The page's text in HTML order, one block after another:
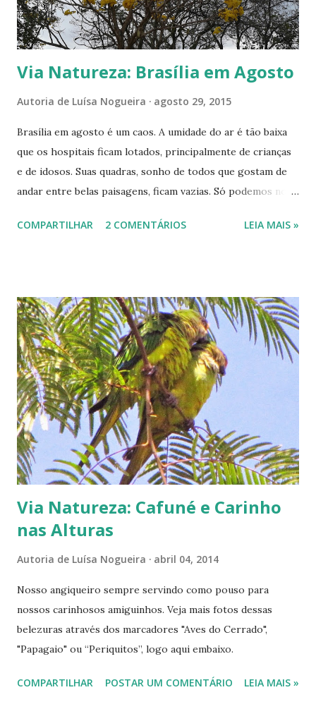
Via Natureza: Brasília em Agosto
Autoria de Luísa Nogueira agosto 29, 2015
Brasília em agosto é um caos. A umidade do ar é tão baixa
que os hospitais ficam lotados, principalmente de crianças
e de idosos. Suas quadras, sonho de todos que gostam de
andar entre belas paisagens, ficam vazias. Só podemos nos
17:00 h. Fora desse horário é quase impossível, tamanha a
pequena caminhada. Registramos em fotos como a seca
transformou a vida de nossa cidade. Vimos a resistência das
flores do ipê-amarelo a sobressaírem por entre o cinza da
paisagem morta. Não por acaso ele é o símbolo do Brasil. É
tão resistente quanto nós, brasileiros; mais adiante é uma
mini moita de relva que insiste em brotar e florir; alguns
passos depois a beleza da flor ave-do-paraíso nos encanta.
Elas não estão nem aí para o clima seco do cerrado. Água,
água! Por favor chuva ...
COMPARTILHAR 2 COMENTÁRIOS LEIA MAIS »
Via Natureza: Cafuné e Carinho
nas Alturas
Autoria de Luísa Nogueira abril 04, 2014
Nosso angiqueiro sempre servindo como pouso para
nossos carinhosos amiguinhos. Veja mais fotos dessas
belezuras através dos marcadores "Aves do Cerrado",
"Papagaio" ou “Periquitos”, logo aqui embaixo.
COMPARTILHAR POSTAR UM COMENTÁRIO LEIA MAIS »